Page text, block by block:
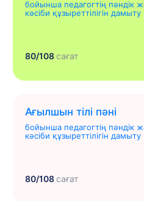
бойынша педагогтің пәндік
кәсіби құзыреттілігін дамыту
80/108сағат
Ағылшын тілі пәні
бойынша педагогтің пәндік
кәсіби құзыреттілігін дамыту
80/108сағат